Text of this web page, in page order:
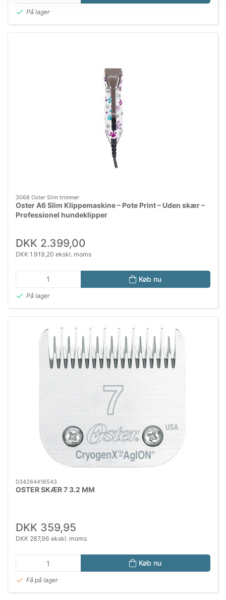
På lager
3068 Oster Slim trimmer
Oster A6 Slim Klippemaskine – Pote Print – Uden skær –
Professionel hundeklipper
DKK 2.399,00
DKK 1.919,20 ekskl. moms
Køb nu
På lager
034264416543
OSTER SKÆR 7 3.2 MM
DKK 359,95
DKK 287,96 ekskl. moms
Køb nu
Få på lager